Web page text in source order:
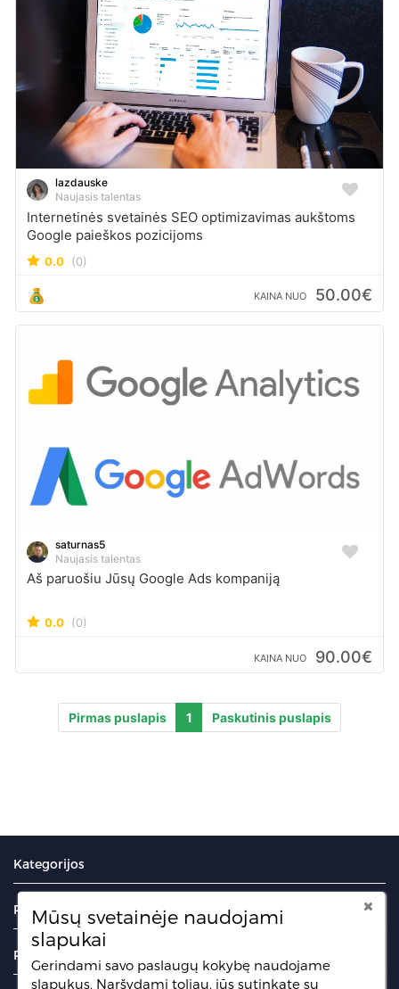
lazdauske
Naujasis talentas
Internetinės svetainės SEO optimizavimas aukštoms
Google paieškos pozicijoms
0.0 (0)
KAINA NUO 50.00€
saturnas5
Naujasis talentas
Aš paruošiu Jūsų Google Ads kompaniją
0.0 (0)
KAINA NUO 90.00€
Pirmas puslapis 1 Paskutinis puslapis
Kategorijos
Portalas
Puslapiai
Mūsų svetainėje naudojami
slapukai
Gerindami savo paslaugų kokybę naudojame
slapukus. Naršydami toliau, jūs sutinkate su